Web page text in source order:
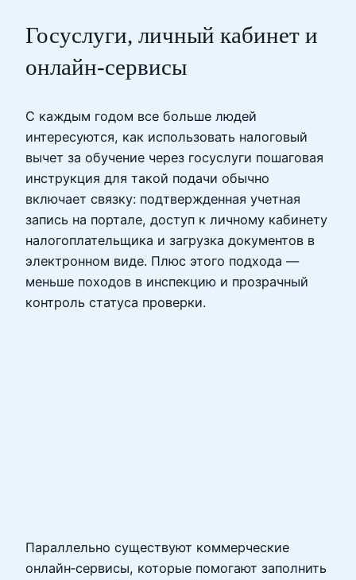
Госуслуги, личный кабинет и
онлайн‑сервисы
С каждым годом все больше людей
интересуются, как использовать налоговый
вычет за обучение через госуслуги пошаговая
инструкция для такой подачи обычно
включает связку: подтвержденная учетная
запись на портале, доступ к личному кабинету
налогоплательщика и загрузка документов в
электронном виде. Плюс этого подхода —
меньше походов в инспекцию и прозрачный
контроль статуса проверки.
Параллельно существуют коммерческие
онлайн‑сервисы, которые помогают заполнить